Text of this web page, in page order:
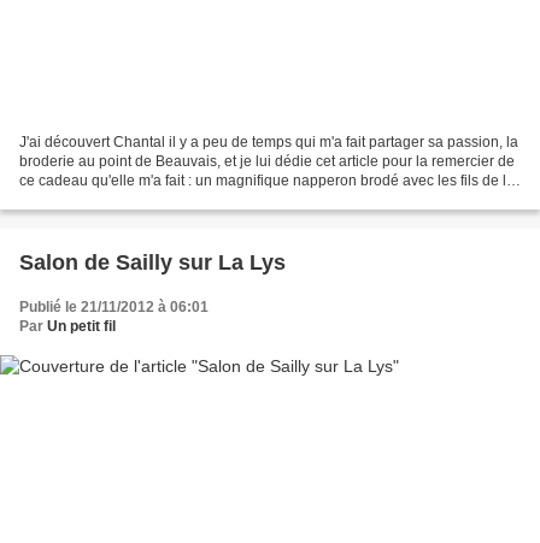
J'ai découvert Chantal il y a peu de temps qui m'a fait partager sa passion, la
broderie au point de Beauvais, et je lui dédie cet article pour la remercier de
ce cadeau qu'elle m'a fait : un magnifique napperon brodé avec les fils de la
Salon de Sailly sur La Lys
Publié le 21/11/2012 à 06:01
Par Un petit fil